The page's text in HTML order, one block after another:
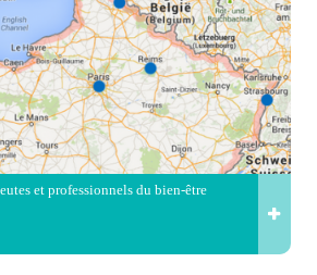
et professionnels du bien-être